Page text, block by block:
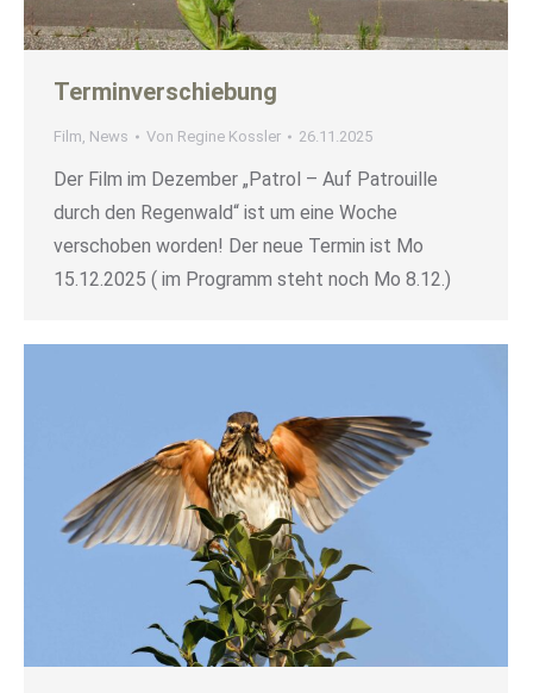
Terminverschiebung
Film, News Von Regine Kossler 26.11.2025
Der Film im Dezember „Patrol – Auf Patrouille
durch den Regenwald“ ist um eine Woche
verschoben worden! Der neue Termin ist Mo
15.12.2025 ( im Programm steht noch Mo 8.12.)